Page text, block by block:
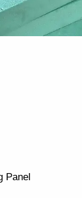
Panel